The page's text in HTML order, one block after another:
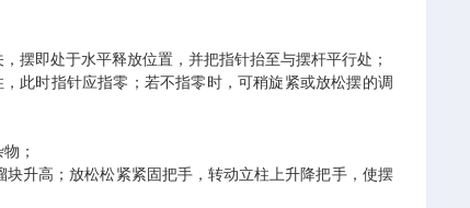
，摆即处于水平释放位置，并把指针抬至与摆杆平行处；
此时指针应指零； 若不指零时，可稍旋紧或放松摆的调
物 ；
升高；放松松紧紧固把手，转动立柱上升降把手，使摆